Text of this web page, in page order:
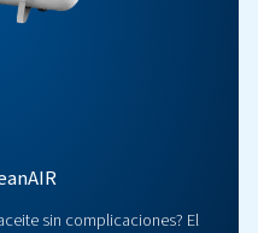
pistón exento de aceite
0, diseño compacto y